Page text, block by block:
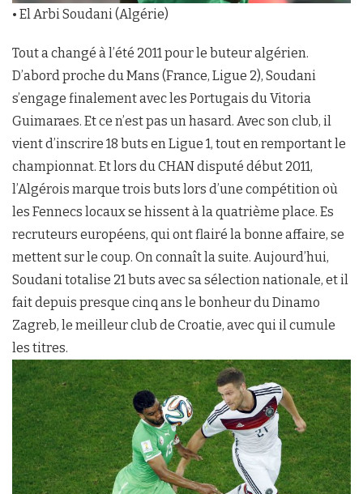
• El Arbi Soudani (Algérie)
Tout a changé à l’été 2011 pour le buteur algérien.
D’abord proche du Mans (France, Ligue 2), Soudani
s’engage finalement avec les Portugais du Vitoria
Guimaraes. Et ce n’est pas un hasard. Avec son club, il
vient d’inscrire 18 buts en Ligue 1, tout en remportant le
championnat. Et lors du CHAN disputé début 2011,
l’Algérois marque trois buts lors d’une compétition où
les Fennecs locaux se hissent à la quatrième place. Es
recruteurs européens, qui ont flairé la bonne affaire, se
mettent sur le coup. On connaît la suite. Aujourd’hui,
Soudani totalise 21 buts avec sa sélection nationale, et il
fait depuis presque cinq ans le bonheur du Dinamo
Zagreb, le meilleur club de Croatie, avec qui il cumule
les titres.